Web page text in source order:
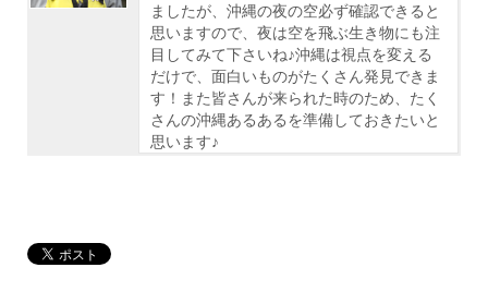
ましたが、沖縄の夜の空必ず確認できると
思いますので、夜は空を飛ぶ生き物にも注
目してみて下さいね♪沖縄は視点を変える
だけで、面白いものがたくさん発見できま
す！また皆さんが来られた時のため、たく
さんの沖縄あるあるを準備しておきたいと
思います♪